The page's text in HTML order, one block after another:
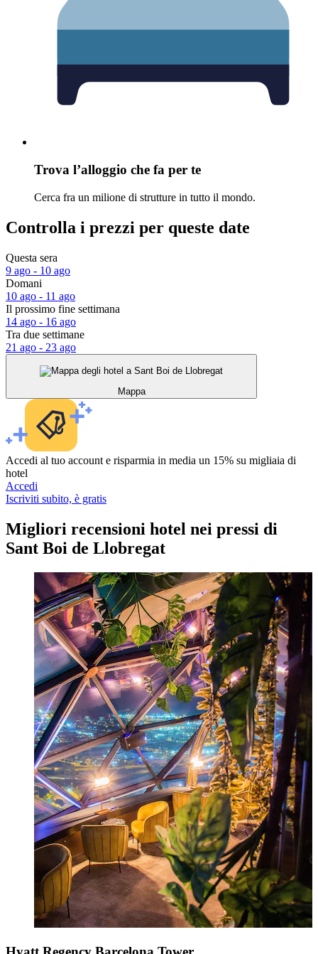
Trova l’alloggio che fa per te
Cerca fra un milione di strutture in tutto il mondo.
Controlla i prezzi per queste date
Questa sera
9 ago - 10 ago
Domani
10 ago - 11 ago
Il prossimo fine settimana
14 ago - 16 ago
Tra due settimane
21 ago - 23 ago
Mappa
Accedi al tuo account e risparmia in media un 15% su migliaia di
hotel
Accedi
Iscriviti subito, è gratis
Migliori recensioni hotel nei pressi di
Sant Boi de Llobregat